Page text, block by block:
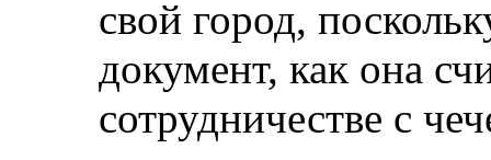
свой город,
документ, как она
сотрудничестве с